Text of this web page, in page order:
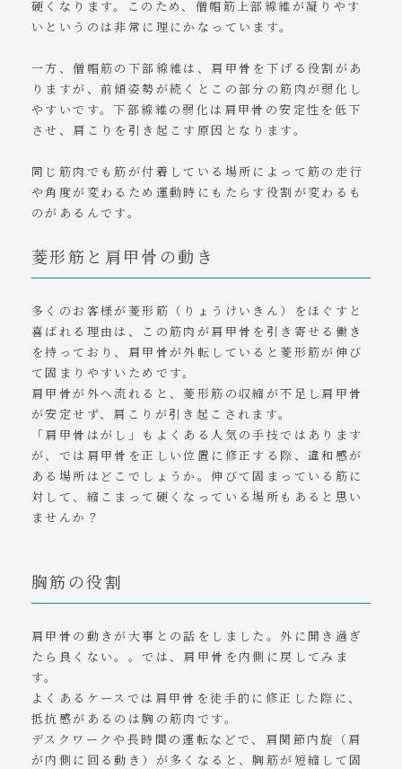
硬くなります。このため、僧帽筋上部線維が凝りやす
いというのは非常に理にかなっています。
一方、僧帽筋の下部線維は、肩甲骨を下げる役割があ
りますが、前傾姿勢が続くとこの部分の筋肉が弱化し
やすいです。下部線維の弱化は肩甲骨の安定性を低下
させ、肩こりを引き起こす原因となります。
同じ筋肉でも筋が付着している場所によって筋の走行
や角度が変わるため運動時にもたらす役割が変わるも
のがあるんです。
菱形筋と肩甲骨の動き
多くのお客様が菱形筋（りょうけいきん）をほぐすと
喜ばれる理由は、この筋肉が肩甲骨を引き寄せる働き
を持っており、肩甲骨が外転していると菱形筋が伸び
て固まりやすいためです。
肩甲骨が外へ流れると、菱形筋の収縮が不足し肩甲骨
が安定せず、肩こりが引き起こされます。
「肩甲骨はがし」もよくある人気の手技ではあります
が、では肩甲骨を正しい位置に修正する際、違和感が
ある場所はどこでしょうか。伸びて固まっている筋に
対して、縮こまって硬くなっている場所もあると思い
ませんか？
胸筋の役割
肩甲骨の動きが大事との話をしました。外に開き過ぎ
たら良くない。。では、肩甲骨を内側に戻してみま
す。
よくあるケースでは肩甲骨を徒手的に修正した際に、
抵抗感があるのは胸の筋肉です。
デスクワークや長時間の運転などで、肩関節内旋（肩
が内側に回る動き）が多くなると、胸筋が短縮して固